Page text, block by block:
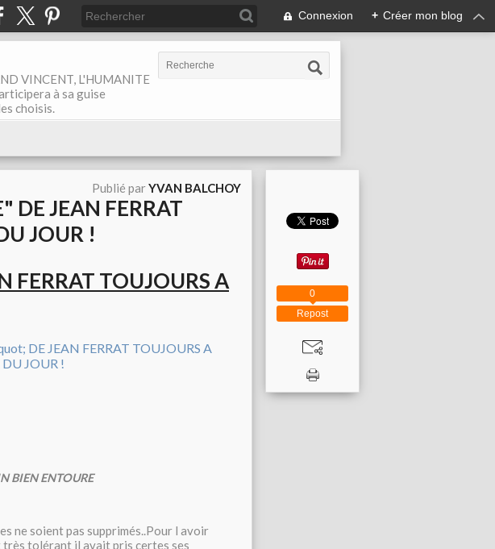
Connexion + Créer mon blog
VINCENT, L'HUMANITE
à sa guise
choisis.
Publié parYVAN BALCHOY
JEAN FERRAT
JOUR !
FERRAT TOUJOURS A
BIEN ENTOURE
ne soient pas supprimés..Pour l avoir
tolérant il avait pris certes ses
Repost
0